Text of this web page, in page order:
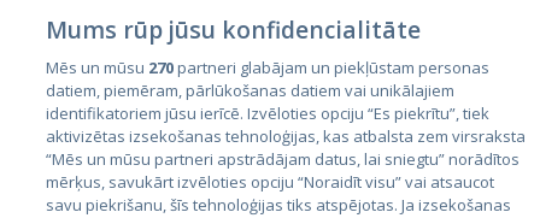
Valstis
Igaunija
Latvija
Mums rūp jūsu konfidencialitāte
Mēs un mūsu 270partneri glabājam un piekļūstam personas
datiem, piemēram, pārlūkošanas datiem vai unikālajiem
identifikatoriem jūsu ierīcē. Izvēloties opciju “Es piekrītu”, tiek
aktivizētas izsekošanas tehnoloģijas, kas atbalsta zem virsraksta
“Mēs un mūsu partneri apstrādājam datus, lai sniegtu” norādītos
mērķus, savukārt izvēloties opciju “Noraidīt visu” vai atsaucot
savu piekrišanu, šīs tehnoloģijas tiks atspējotas. Ja izsekošanas